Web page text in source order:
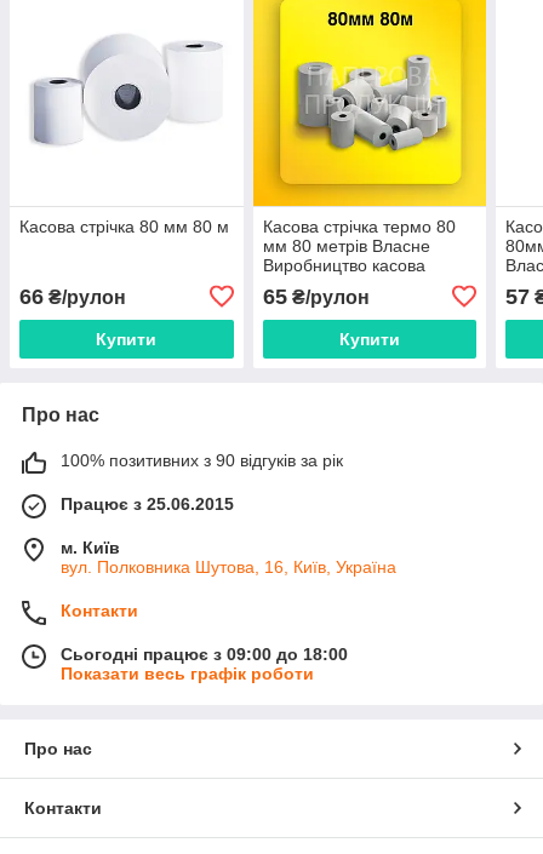
Касова стрічка 80 мм 80 м
66 ₴/рулон
Купити
Касова стрічка термо 80
мм 80 метрів Власне
Виробництво касова
65₴/рулон
Купити
57
Про нас
100% позитивних з 90 відгуків за рік
Працює з 25.06.2015
м. Київ
вул. Полковника Шутова, 16, Київ, Україна
Контакти
Сьогодні працює з 09:00 до 18:00
Показати весь графік роботи
Про нас
Контакти